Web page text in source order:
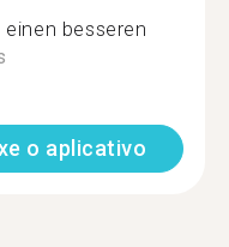
besseren
o aplicativo